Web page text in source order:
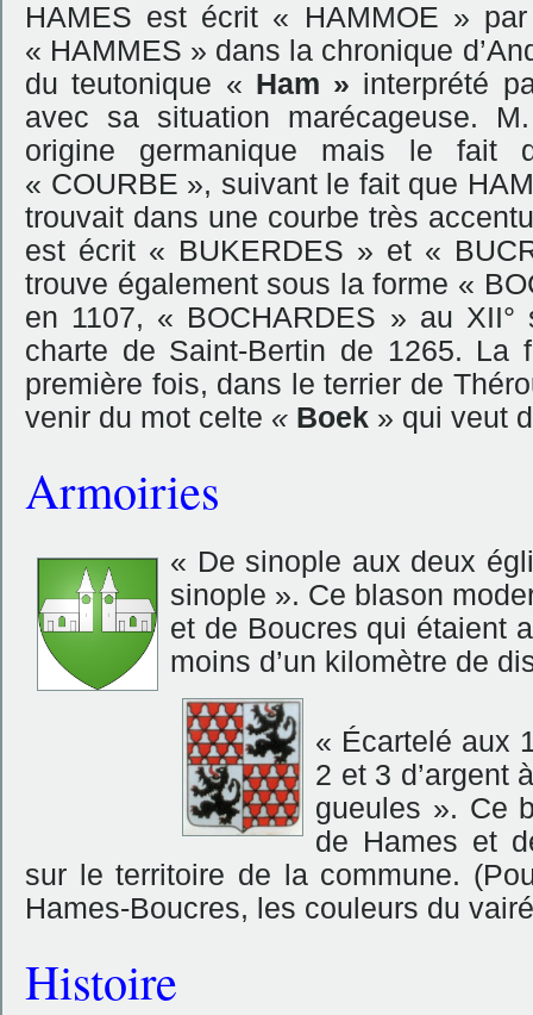
HAMES est écrit « HAMMOE »
« HAMMES » dans la chronique
du teutonique « Ham » interprété
avec sa situation marécageuse.
origine germanique mais le
« COURBE », suivant le fait que
trouvait dans une courbe très
est écrit « BUKERDES » et «
trouve également sous la forme «
en 1107, « BOCHARDES » au
charte de Saint-Bertin de 1265.
première fois, dans le terrier de
venir du mot celte « Boek » qui veut
Armoiries
« De sinople aux deux
sinople ». Ce blason
et de Boucres qui étaient
moins d’un kilomètre de
« Écartelé aux
2 et 3 d’argent
gueules ». Ce
de Hames et
sur le territoire de la commune.
Hames-Boucres, les couleurs du
Histoire